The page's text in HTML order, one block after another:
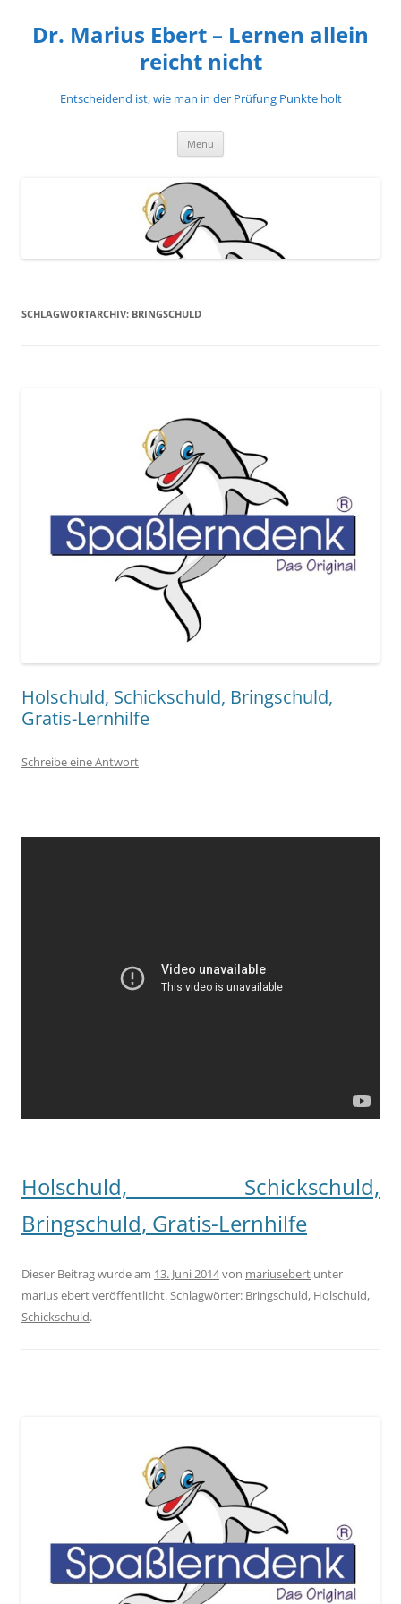
springen
Dr. Marius Ebert – Lernen allein
reicht nicht
Entscheidend ist, wie man in der Prüfung Punkte holt
Menü
SCHLAGWORTARCHIV: BRINGSCHULD
Holschuld, Schickschuld, Bringschuld,
Gratis-Lernhilfe
Schreibe eine Antwort
Holschuld, Schickschuld,
Bringschuld, Gratis-Lernhilfe
Dieser Beitrag wurde am 13. Juni 2014von mariusebert unter
marius ebertveröffentlicht. Schlagwörter: Bringschuld, Holschuld,
Schickschuld.